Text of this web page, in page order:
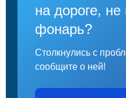
на дороге, не
фонарь?
Столкнулись с
сообщите о ней!